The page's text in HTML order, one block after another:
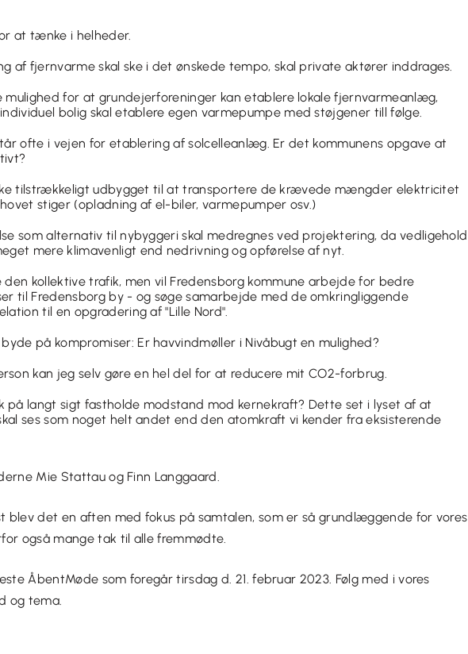
at tænke i helheder.
af fjernvarme skal ske i det ønskede tempo, skal private aktører inddrages.
mulighed for at grundejerforeninger kan etablere lokale fjernvarmeanlæg,
bolig skal etablere egen varmepumpe med støjgener till følge.
ofte i vejen for etablering af solcelleanlæg. Er det kommunens opgave at
tilstrækkeligt udbygget til at transportere de krævede mængder elektricitet
stiger (opladning af el-biler, varmepumper osv.)
som alternativ til nybyggeri skal medregnes ved projektering, da vedligehold
mere klimavenligt end nedrivning og opførelse af nyt.
den kollektive trafik, men vil Fredensborg kommune arbejde for bedre
til Fredensborg by - og søge samarbejde med de omkringliggende
til en opgradering af "Lille Nord".
på kompromiser: Er havvindmøller i Nivåbugt en mulighed?
kan jeg selv gøre en hel del for at reducere mit CO2-forbrug.
på langt sigt fastholde modstand mod kernekraft? Dette set i lyset af at
ses som noget helt andet end den atomkraft vi kender fra eksisterende
Mie Stattau og Finn Langgaard.
blev det en aften med fokus på samtalen, som er så grundlæggende for vores
også mange tak til alle fremmødte.
ÅbentMøde som foregår tirsdag d. 21. februar 2023. Følg med i vores
og tema.